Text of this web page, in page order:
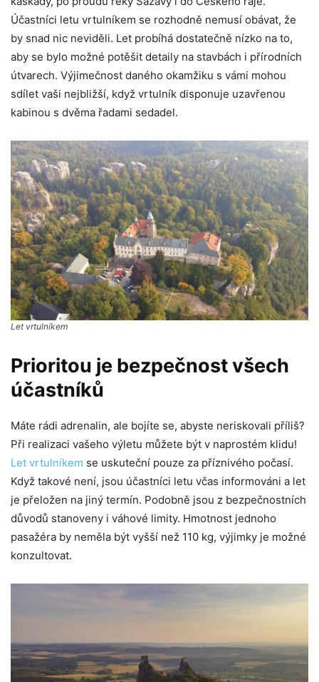
Účastníci letu vrtulníkem se rozhodně nemusí obávat, že
by snad nic neviděli. Let probíhá dostatečně nízko na to,
aby se bylo možné potěšit detaily na stavbách i přírodních
útvarech. Výjimečnost daného okamžiku s vámi mohou
sdílet vaši nejbližší, když vrtulník disponuje uzavřenou
kabinou s dvěma řadami sedadel.
Let vrtulníkem
Prioritou je bezpečnost všech
účastníků
Máte rádi adrenalin, ale bojíte se, abyste neriskovali příliš?
Při realizaci vašeho výletu můžete být v naprostém klidu!
Let vrtulníkem se uskuteční pouze za příznivého počasí.
Když takové není, jsou účastníci letu včas informováni a let
je přeložen na jiný termín. Podobně jsou z bezpečnostních
důvodů stanoveny i váhové limity. Hmotnost jednoho
pasažéra by neměla být vyšší než 110 kg, výjimky je možné
konzultovat.